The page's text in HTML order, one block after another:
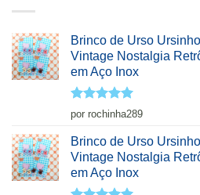
Brinco de Urso
Vintage Nostalgia
em Aço Inox
Avaliação5
de 5
por rochinha289
Brinco de Urso
Vintage Nostalgia
em Aço Inox